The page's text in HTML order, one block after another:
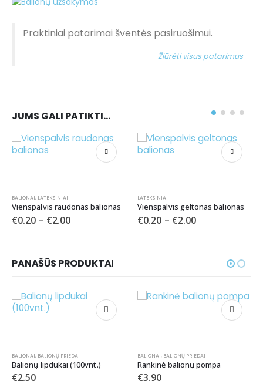
Praktiniai patarimai šventės pasiruošimui.
Žiūrėti visus patarimus
JUMS GALI PATIKTI…
balionas
LATEKSINIAI
Vienspalvis geltonas balionas
€0.20
LATEKSINIAI
Vienspalvis žalias
BALIONAI, BALIONŲ PRIEDAI
Balionų lipdukai (100vnt.)
BALIONAI,BALIONŲ PRIEDAI
Rankinė balionų pompa